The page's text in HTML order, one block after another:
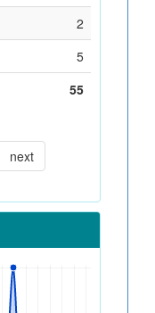
2
5
55
next